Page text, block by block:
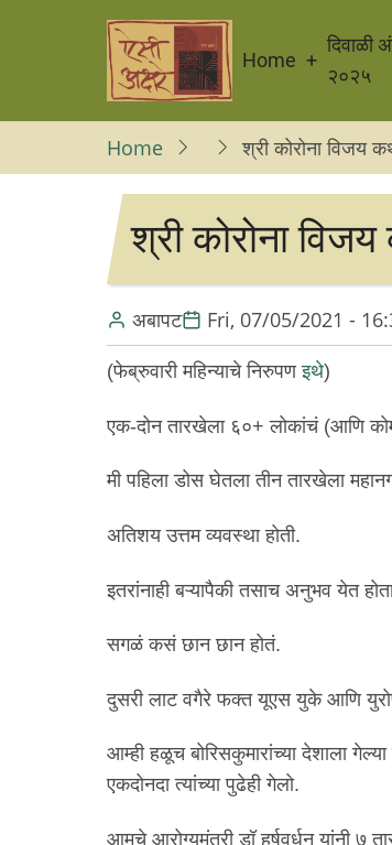
navigation
Home
दिवाळी
२०२५
Home श्री कोरोना विजय
श्री कोरोना
अबापट Fri, 07/05/2021 -
(फेब्रुवारी महिन्याचे निरुपणइथे)
एक-दोन तारखेला ६०+ लोकांचं (आणि
मी पहिला डोस घेतला तीन तारखेला
अतिशय उत्तम व्यवस्था होती.
इतरांनाही बऱ्यापैकी तसाच अनुभव येत
सगळं कसं छान छान होतं.
दुसरी लाट वगैरे फक्त यूएस युके आणि
आम्ही हळूच बोरिसकुमारांच्या देशाला
एकदोनदा त्यांच्या पुढेही गेलो.
आमचे आरोग्यमंत्री डॉ हर्षवर्धन यांनी